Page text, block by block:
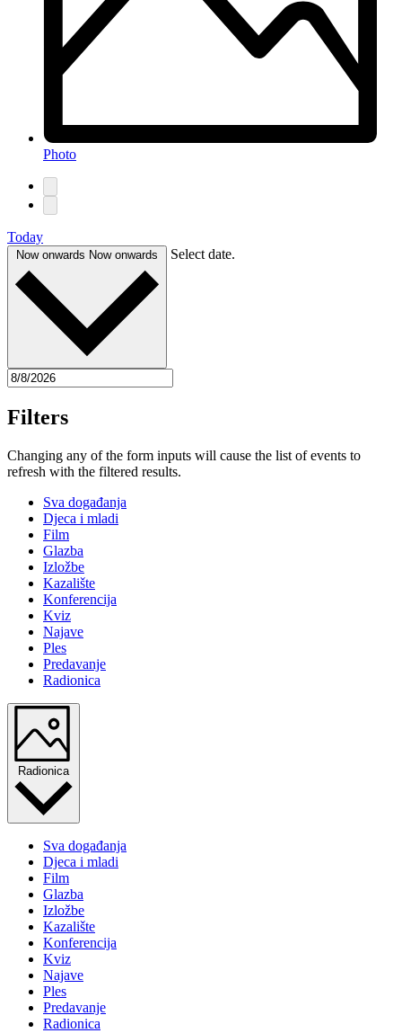
Photo
Today
Now onwards Now onwards Select date.
Filters
Changing any of the form inputs will cause the list of events to
refresh with the filtered results.
Sva događanja
Djeca i mladi
Film
Glazba
Izložbe
Kazalište
Konferencija
Kviz
Najave
Ples
Predavanje
Radionica
Radionica
Sva događanja
Djeca i mladi
Film
Glazba
Izložbe
Kazalište
Konferencija
Kviz
Najave
Ples
Predavanje
Radionica